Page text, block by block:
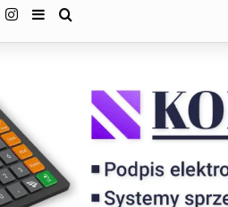
YouTubeInstagram
Sidebar